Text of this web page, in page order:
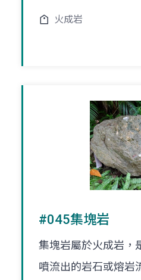
火成岩
#045集塊岩
集塊岩屬於火成岩，
噴流出的岩石或熔岩